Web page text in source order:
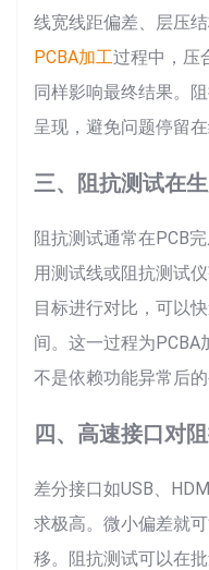
线宽线距偏差、层压
PCBA加工过程中，压
同样影响最终结果。
呈现，避免问题停留在
三、阻抗测试在
阻抗测试通常在PCB
用测试线或阻抗测试
目标进行对比，可以
间。这一过程为
不是依赖功能异常后的
四、高速接口对
差分接口如USB、
求极高。微小偏差就
移。阻抗测试可以在